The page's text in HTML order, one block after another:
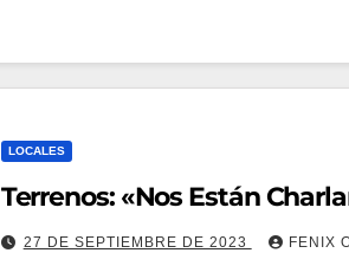
LOCALES
Terrenos: «Nos Están
27 DE SEPTIEMBRE DE 2023 FENIX